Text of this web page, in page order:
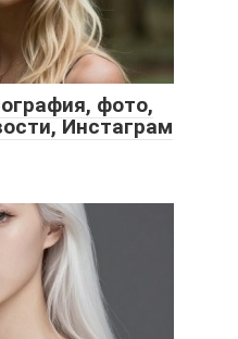
фото,
Инстаграм